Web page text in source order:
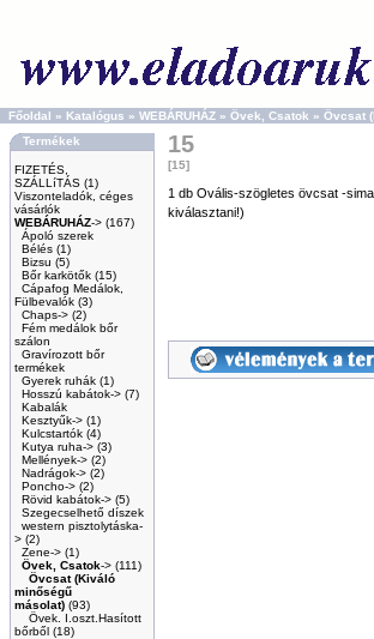
Főoldal » Katalógus » WEBÁRUHÁZ » Övek, Csatok » Övcsat
Termékek
FIZETÉS,
SZÁLLíTÁS (1)
Viszonteladók, céges
vásárlók
WEBÁRUHÁZ-> (167)
Ápoló szerek
Bélés (1)
Bizsu (5)
Bőr karkötők (15)
Cápafog Medálok,
Fülbevalók (3)
Chaps-> (2)
Fém medálok bőr
szálon
Gravírozott bőr
termékek
Gyerek ruhák (1)
Hosszú kabátok-> (7)
Kabalák
Kesztyűk-> (1)
Kulcstartók (4)
Kutya ruha-> (3)
Mellények-> (2)
Nadrágok-> (2)
Poncho-> (2)
Rövid kabátok-> (5)
Szegecselhető díszek
western pisztolytáska-
> (2)
Zene-> (1)
Övek, Csatok-> (111)
Övcsat (Kiváló
minőségű
másolat) (93)
Övek. I.oszt.Hasított
bőrből (18)
15
[15]
1 db Ovális-szögletes övcsat -
kiválasztani!)